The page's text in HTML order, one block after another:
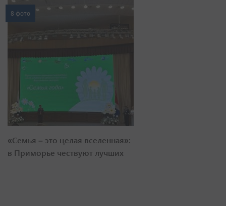
8 фото
«Семья – это целая вселенная»:
в Приморье чествуют лучших